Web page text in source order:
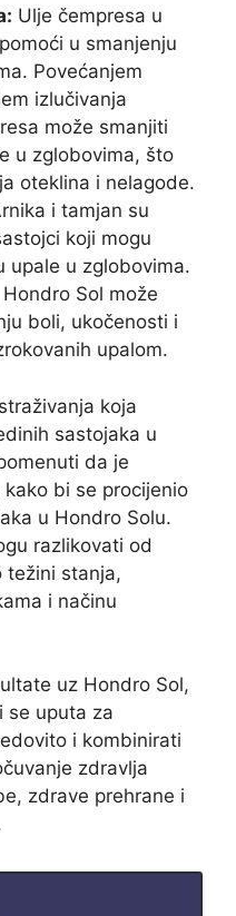
Ulje čempresa u
u smanjenju
Povećanjem
izlučivanja
može smanjiti
u zglobovima, što
oteklina i nelagode.
i tamjan su
koji mogu
upale u zglobovima.
Sol može
boli, ukočenosti i
upalom.
koja
sastojaka u
da je
bi se procijenio
u Hondro Solu.
razlikovati od
težini stanja,
i načinu
uz Hondro Sol,
se uputa za
i kombinirati
zdravlja
zdrave prehrane i